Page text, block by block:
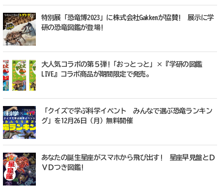
特別展「恐竜博2023」に株式会社Gakkenが協賛! 展示に学
研の恐竜図鑑が登場!
大人気コラボの第５弾!「おっとっと」×『学研の図鑑
LIVE』コラボ商品が期間限定で発売。
「クイズで学ぶ科学イベント みんなで選ぶ恐竜ランキン
グ」を12月26日（月）無料開催
あなたの誕生星座がスマホから飛び出す! 星座早見盤とＤ
ＶＤつき図鑑!